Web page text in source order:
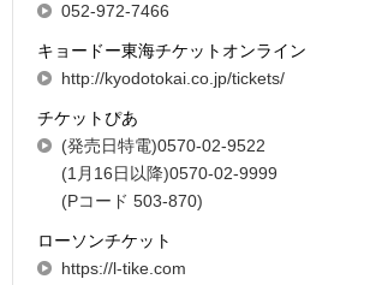
052-972-7466
キョードー東海チケットオンライン
http://kyodotokai.co.jp/tickets/
チケットぴあ
(発売日特電)0570-02-9522
(1月16日以降)0570-02-9999
(Pコード 503-870)
ローソンチケット
https://l-tike.com